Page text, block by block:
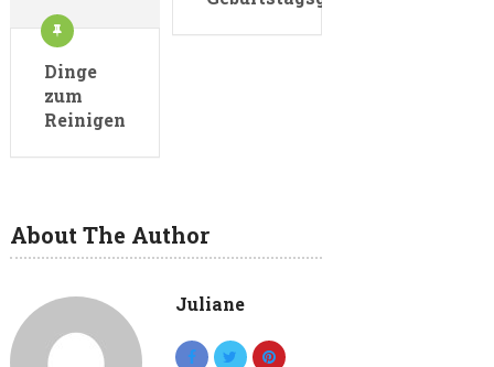
Dinge
zum
Reinigen
About The Author
Juliane